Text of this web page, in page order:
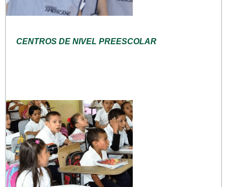
CENTROS DE NIVEL PREESCOLAR